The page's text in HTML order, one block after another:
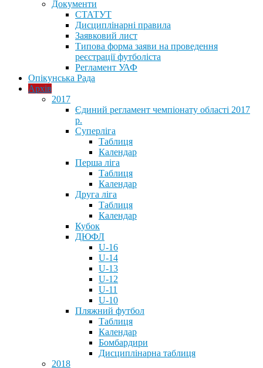
Документи
СТАТУТ
Дисциплінарні правила
Заявковий лист
Типова форма заяви на проведення
реєстрації футболіста
Регламент УАФ
Опікунська Рада
Архів
2017
Єдиний регламент чемпіонату області 2017
р.
Суперліга
Таблиця
Календар
Перша ліга
Таблиця
Календар
Друга ліга
Таблиця
Календар
Кубок
ДЮФЛ
U-16
U-14
U-13
U-12
U-11
U-10
Пляжний футбол
Таблиця
Календар
Бомбардири
Дисциплінарна таблиця
2018